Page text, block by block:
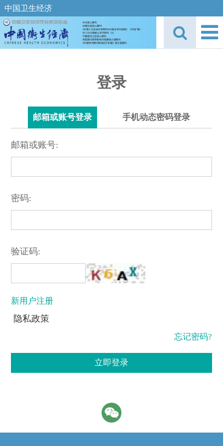
中国卫生经济
登录
邮箱或账号登录 手机动态密码登录
邮箱或账号:
密码:
验证码:
新用户注册
隐私政策
忘记密码?
立即登录